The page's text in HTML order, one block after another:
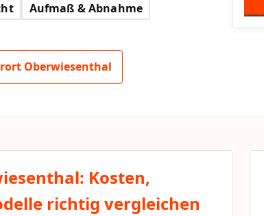
Aufmaß & Abnahme
Oberwiesenthal
Kosten,
richtig vergleichen